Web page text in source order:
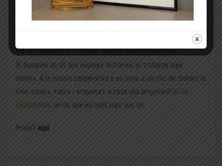
ens connecta amb les nostres arrels i ens emociona cada cop
que el tastem.
5) On trobar el millor oli de Castelldans
Si busques un oli que expliqui històries, el trobaràs aquí
mateix. A la nostra cooperativa o en línia, a un clic de distància.
Vine, coneix, tasta i emporta’t a casa una ampolla d’oli de
Castelldans, un oli que és molt més que oli.
Prova’l aquí